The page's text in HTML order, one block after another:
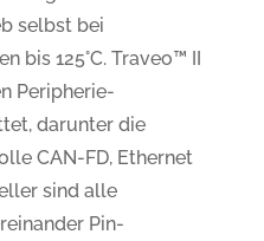
selbst bei
bis 125°C. Traveo™ II
Peripherie-
darunter die
CAN-FD, Ethernet
sind alle
Pin-